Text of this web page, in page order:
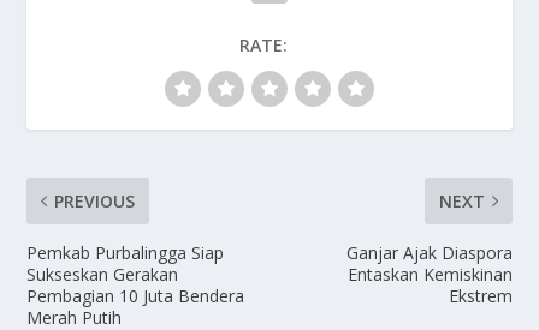
RATE:
PREVIOUS
Pemkab Purbalingga Siap
Sukseskan Gerakan
Pembagian 10 Juta Bendera
Merah Putih
NEXT
Ganjar Ajak Diaspora
Entaskan Kemiskinan
Ekstrem